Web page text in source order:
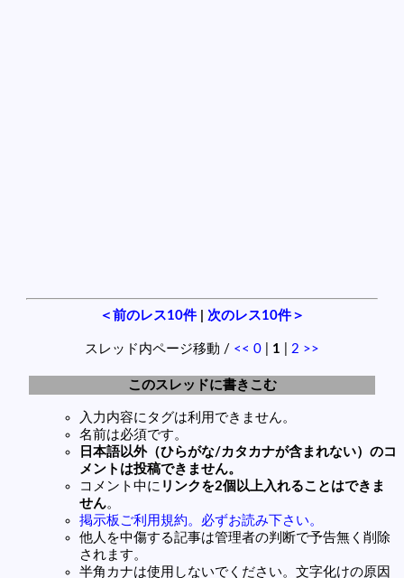
＜前のレス10件 次のレス10件＞
スレッド内ページ移動 / << 0 1 2 >>
このスレッドに書きこむ
入力内容にタグは利用できません。
名前は必須です。
日本語以外（ひらがな/カタカナが含まれない）のコ
メントは投稿できません。
コメント中に リンクを2個以上入れることはできま
せん。
掲示板ご利用規約。必ずお読み下さい。
他人を中傷する記事は管理者の判断で予告無く削除
されます。
半角カナは使用しないでください。文字化けの原因